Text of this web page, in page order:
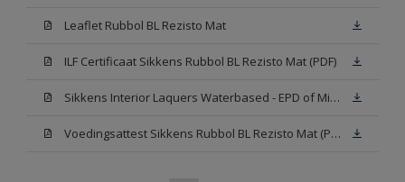
Leaflet Rubbol BL Rezisto Mat
ILF Certificaat Sikkens Rubbol BL Rezisto Mat (PDF)
Sikkens Interior Laquers Waterbased - EPD of Milieuproductverklaring
Voedingsattest Sikkens Rubbol BL Rezisto Mat (PDF)